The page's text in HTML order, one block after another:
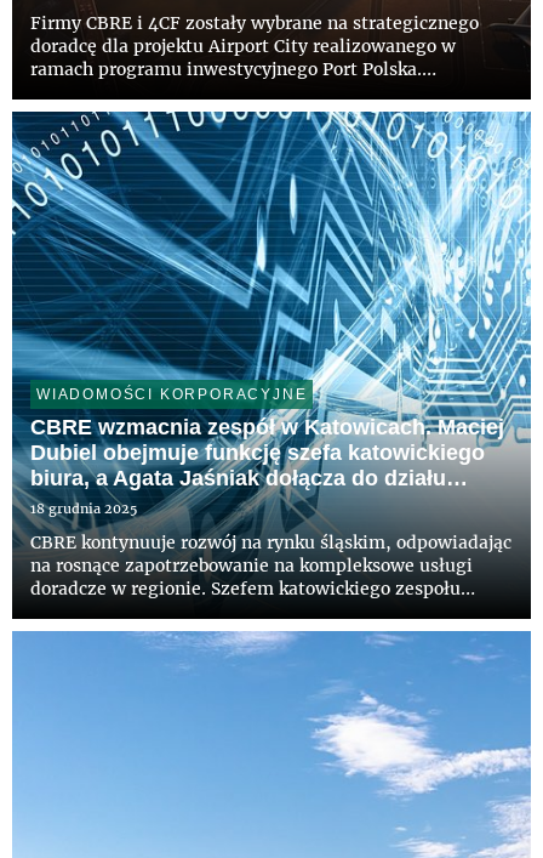
Firmy CBRE i 4CF zostały wybrane na strategicznego
doradcę dla projektu Airport City realizowanego w
ramach programu inwestycyjnego Port Polska.
przedsięwzięcia, którego planowana powierzchnia
użytkowa przekroczy 600 tys. ...
WIADOMOŚCI KORPORACYJNE
CBRE wzmacnia zespół w Katowicach. Maciej
Dubiel obejmuje funkcję szefa katowickiego
biura, a Agata Jaśniak dołącza do działu
powierzchni biurowych
18 grudnia 2025
CBRE kontynuuje rozwój na rynku śląskim, odpowiadając
na rosnące zapotrzebowanie na kompleksowe usługi
doradcze w regionie. Szefem katowickiego zespołu
strategii najmu oraz koordynację projektów dla
kluczowych klientów. Aga...